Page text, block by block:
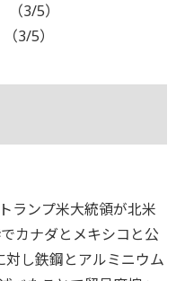
3/5）
3/5）
ランプ米大統領が北米
カナダとメキシコと公
し鉄鋼とアルミニウム